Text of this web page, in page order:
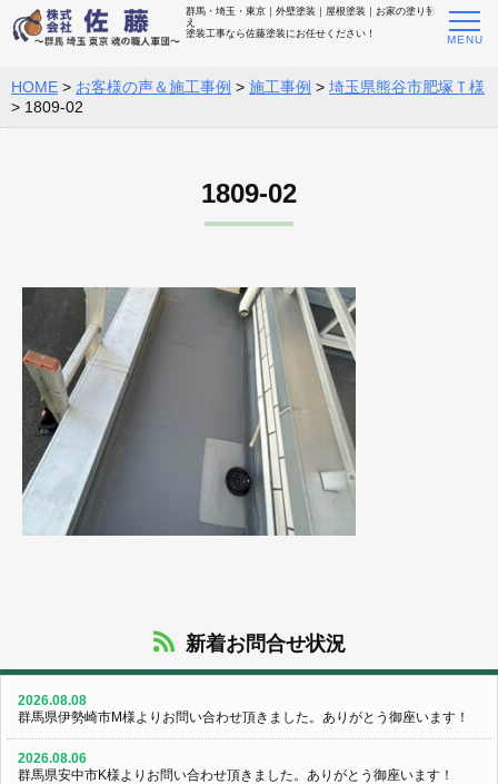
群馬・埼玉・東京｜外壁塗装｜屋根塗装｜お家の塗り替
え
塗装工事なら佐藤塗装にお任せください！
HOME > お客様の声＆施工事例 > 施工事例 > 埼玉県熊谷市肥塚Ｔ様
> 1809-02
1809-02
新着お問合せ状況
2026.08.08
群馬県伊勢崎市M様よりお問い合わせ頂きました。ありがとう御座います！
2026.08.06
群馬県安中市K様よりお問い合わせ頂きました。ありがとう御座います！